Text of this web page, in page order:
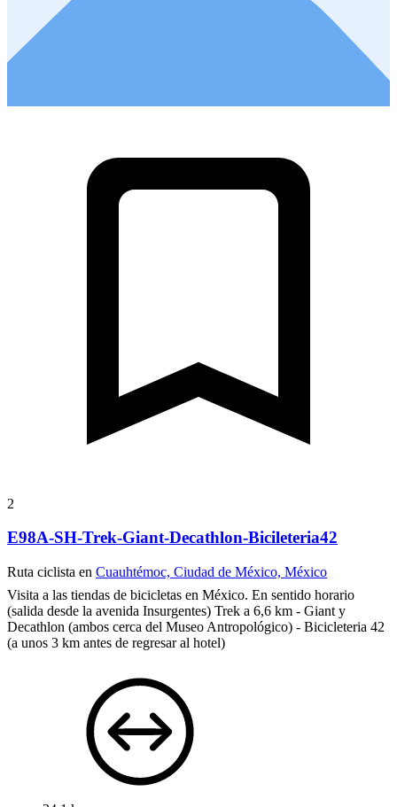
2
E98A-SH-Trek-Giant-Decathlon-Bicileteria42
Ruta ciclista en Cuauhtémoc, Ciudad de México, México
Visita a las tiendas de bicicletas en México. En sentido horario
(salida desde la avenida Insurgentes) Trek a 6,6 km - Giant y
Decathlon (ambos cerca del Museo Antropológico) - Bicicleteria 42
(a unos 3 km antes de regresar al hotel)